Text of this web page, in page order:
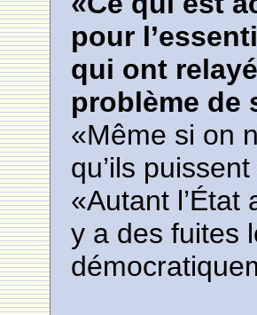
pour
qui ont
problème de
«Même si on
qu’ils
«Autant l’État
y a des fuites